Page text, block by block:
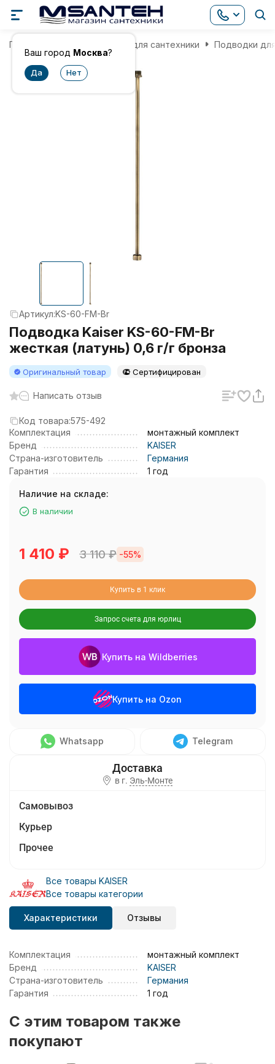
Ваш город Москва?
Главная Комплектующие для сантехники Подводки
Артикул:KS-60-FM-Br
Подводка Kaiser KS-60-FM-Br
жесткая (латунь) 0,6 г/г бронза
Оригинальный товар Сертифицирован
Написать отзыв
Код товара:575-492
Комплектация
монтажный комплект
Бренд
KAISER
Страна-изготовитель
Германия
Гарантия
1 год
Наличие на складе:
В наличии
1 410 ₽ 3 110₽ -55%
Купить в 1 клик
Запрос счета для юрлиц
Купить на Wildberries
Купить на Ozon
Whatsapp Telegram
в г. Эль-Монте
Самовывоз
Курьер
Прочее
Все товары KAISER
Все товары категории
Характеристики Отзывы
Комплектация
монтажный комплект
Бренд
KAISER
Страна-изготовитель
Германия
Гарантия
1 год
C этим товаром также
покупают